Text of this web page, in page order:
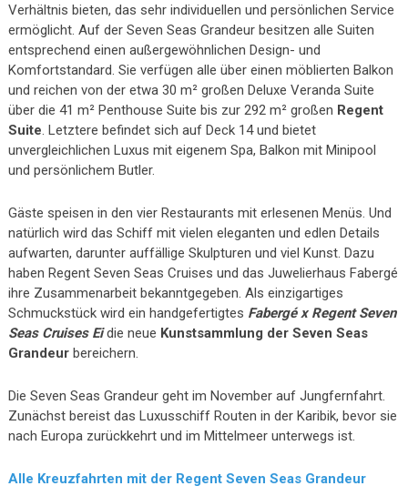
Verhältnis bieten, das sehr individuellen und persönlichen Service
ermöglicht. Auf der Seven Seas Grandeur besitzen alle Suiten
entsprechend einen außergewöhnlichen Design- und
Komfortstandard. Sie verfügen alle über einen möblierten Balkon
und reichen von der etwa 30 m² großen Deluxe Veranda Suite
über die 41 m² Penthouse Suite bis zur 292 m² großen Regent
Suite. Letztere befindet sich auf Deck 14 und bietet
unvergleichlichen Luxus mit eigenem Spa, Balkon mit Minipool
und persönlichem Butler.
Gäste speisen in den vier Restaurants mit erlesenen Menüs. Und
natürlich wird das Schiff mit vielen eleganten und edlen Details
aufwarten, darunter auffällige Skulpturen und viel Kunst. Dazu
haben Regent Seven Seas Cruises und das Juwelierhaus Fabergé
ihre Zusammenarbeit bekanntgegeben. Als einzigartiges
Schmuckstück wird ein handgefertigtes Fabergé x Regent Seven
Seas Cruises Ei die neue Kunstsammlung der Seven Seas
Grandeurbereichern.
Die Seven Seas Grandeur geht im November auf Jungfernfahrt.
Zunächst bereist das Luxusschiff Routen in der Karibik, bevor sie
nach Europa zurückkehrt und im Mittelmeer unterwegs ist.
Alle Kreuzfahrten mit der Regent Seven Seas Grandeur